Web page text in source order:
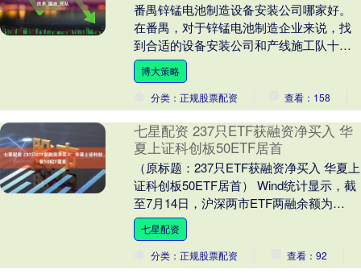
番禺锌锰电池制造设备安装公司哪家好。
在番禺，对于锌锰电池制造企业来说，找
到合适的设备安装公司和产线施工队十分
关键。这关系到整个生产流程的高效性与
安全性。 一、锌....
博大策略
分类：正规股票配资
查看：158
七星配资 237只ETF获融资净买入 华
夏上证科创板50ETF居首
（原标题：237只ETF获融资净买入 华夏上
证科创板50ETF居首） Wind统计显示，截
至7月14日，沪深两市ETF两融余额为
993.15亿元，较上一交易日增....
七星配资
分类：正规股票配资
查看：92